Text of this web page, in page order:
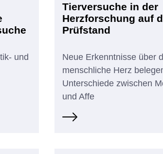
und
Tierversuche in der
Herzforschung auf
Prüfstand
Neue Erkenntnisse über
menschliche Herz
Unterschiede zwischen
und Affe